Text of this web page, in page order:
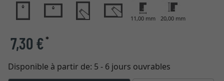
11,00 mm 20,00 mm
7,30 €*
Disponible à partir de: 5 - 6 jours ouvrables